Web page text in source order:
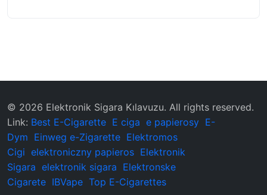
© 2026 ‌Elektronik Sigara Kılavuzu‌. All rights reserved.
Link: Best E-Cigarette E ciga e papierosy E-
Dym Einweg e-Zigarette Elektromos
Cigi elektroniczny papieros Elektronik
Sigara elektronik sigara Elektronske
Cigarete IBVape Top E-Cigarettes